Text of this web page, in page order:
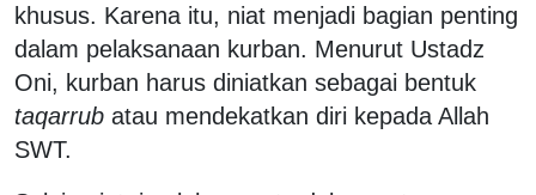
khusus. Karena itu, niat menjadi bagian penting
dalam pelaksanaan kurban. Menurut Ustadz
Oni, kurban harus diniatkan sebagai bentuk
taqarrub atau mendekatkan diri kepada Allah
SWT.